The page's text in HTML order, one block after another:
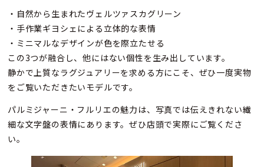
・自然から生まれたヴェルツァスカグリーン
・手作業ギヨシェによる立体的な表情
・ミニマルなデザインが色を際立たせる
この3つが融合し、他にはない個性を生み出しています。
静かで上質なラグジュアリーを求める方にこそ、ぜひ一度実物
をご覧いただきたいモデルです。
パルミジャーニ・フルリエの魅力は、写真では伝えきれない繊
細な文字盤の表情にあります。ぜひ店頭で実際にご覧くださ
い。